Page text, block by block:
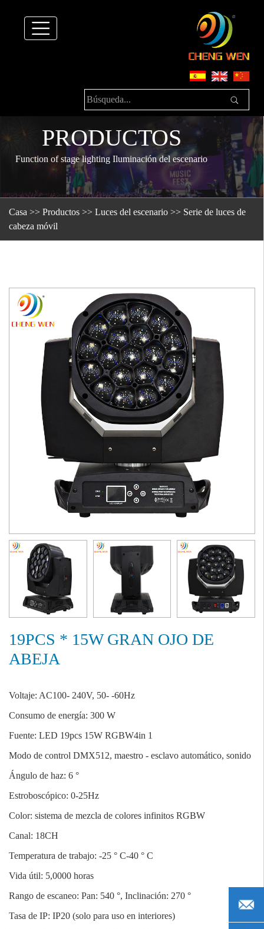
PRODUCTOS
Function of stage lighting Iluminación del escenario
Casa >> Productos >> Luces del escenario >> Serie de luces de
cabeza móvil
19PCS * 15W GRAN OJO DE
ABEJA
Voltaje: AC100- 240V, 50- -60Hz
Consumo de energía: 300 W
Fuente: LED 19pcs 15W RGBW4in 1
Modo de control DMX512, maestro - esclavo automático, sonido
Ángulo de haz: 6 °
Estroboscópico: 0-25Hz
Color: sistema de mezcla de colores infinitos RGBW
Canal: 18CH
Temperatura de trabajo: -25 ° C-40 ° C
Vida útil: 5,0000 horas
Rango de escaneo: Pan: 540 °, Inclinación: 270 °
Tasa de IP: IP20 (solo para uso en interiores)